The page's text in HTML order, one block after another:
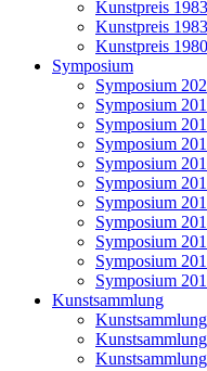
Kunstpreis
Kunstpreis
Kunstpreis
Symposium
Symposium
Symposium
Symposium
Symposium
Symposium
Symposium
Symposium
Symposium
Symposium
Symposium
Symposium
Kunstsammlung